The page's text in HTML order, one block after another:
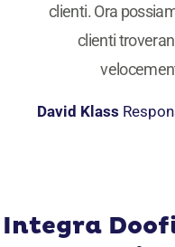
clienti. Ora
clienti
David Klass
Integra